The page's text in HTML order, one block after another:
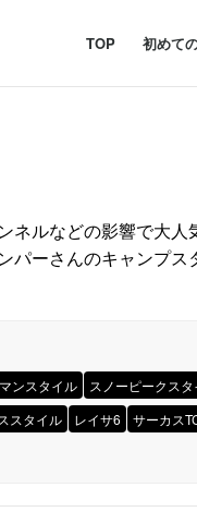
TOP 初めて
ネルなどの影響で大
パーさんのキャンプ
ンスタイル スノーピークス
スタイル レイサ6 サーカス